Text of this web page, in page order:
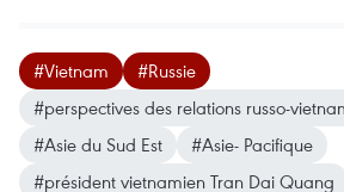
#Vietnam
#Russie
#perspectives des relations russo-
#Asie du Sud Est
#Asie- Pacifique
#président vietnamien Tran Dai Quang